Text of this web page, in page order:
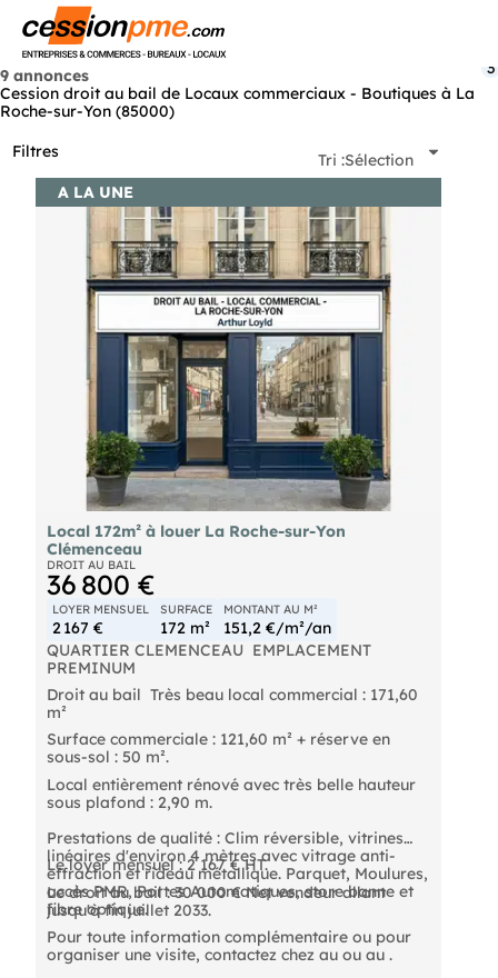
9 annonces
Cession droit au bail de Locaux commerciaux - Boutiques à La
Roche-sur-Yon (85000)
Filtres
3
Tri :Sélection
A LA UNE
Local 172m² à louer La Roche-sur-Yon
Clémenceau
DROIT AU BAIL
36 800 €
LOYER MENSUEL
2 167 €
SURFACE
172 m²
MONTANT AU M²
151,2 €/m²/an
QUARTIER CLEMENCEAU  EMPLACEMENT
PREMINUM
Droit au bail  Très beau local commercial : 171,60
m²
Surface commerciale : 121,60 m² + réserve en
sous-sol : 50 m².
Local entièrement rénové avec très belle hauteur
sous plafond : 2,90 m.
Prestations de qualité : Clim réversible, vitrines
linéaires d'environ 4 mètres avec vitrage anti-
effraction et rideau métallique. Parquet, Moulures,
accès PMR, Portes Automatiques, store banne et
fibre optique.
Le loyer mensuel : 2 167 € HT.
Le droit au bail : 30 000 € Net vendeur allant
jusqu'à fin juillet 2033.
Pour toute information complémentaire ou pour
organiser une visite, contactez chez au ou au .